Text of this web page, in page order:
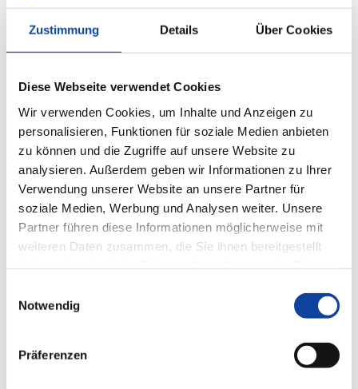
Zustimmung Details Über Cookies
Diese Webseite verwendet Cookies
Wir verwenden Cookies, um Inhalte und Anzeigen zu
personalisieren, Funktionen für soziale Medien anbieten
zu können und die Zugriffe auf unsere Website zu
analysieren. Außerdem geben wir Informationen zu Ihrer
Verwendung unserer Website an unsere Partner für
soziale Medien, Werbung und Analysen weiter. Unsere
Partner führen diese Informationen möglicherweise mit
weiteren Daten zusammen, die Sie ihnen bereitgestellt
Notwendig
Präferenzen